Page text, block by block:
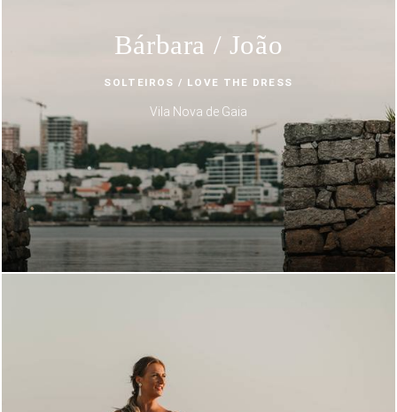
Bárbara / João
SOLTEIROS / LOVE THE DRESS
Vila Nova de Gaia